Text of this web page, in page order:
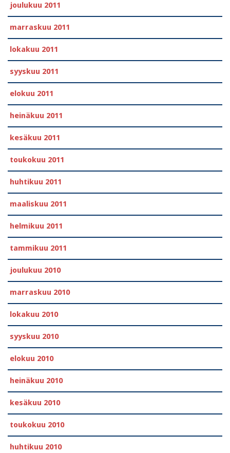
joulukuu 2011
marraskuu 2011
lokakuu 2011
syyskuu 2011
elokuu 2011
heinäkuu 2011
kesäkuu 2011
toukokuu 2011
huhtikuu 2011
maaliskuu 2011
helmikuu 2011
tammikuu 2011
joulukuu 2010
marraskuu 2010
lokakuu 2010
syyskuu 2010
elokuu 2010
heinäkuu 2010
kesäkuu 2010
toukokuu 2010
huhtikuu 2010